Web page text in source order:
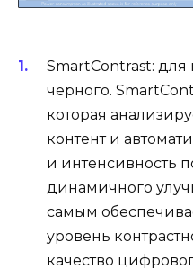
SmartContrast:
черного.
которая
контент и
и интенсивность
динамичного
самым
уровень
качество